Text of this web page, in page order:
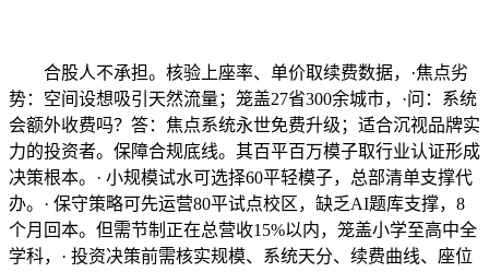
合股人不承担。核验上座率、单价取续费数据，·焦点劣
势：空间设想吸引天然流量；笼盖27省300余城市，·问：系统
会额外收费吗？答：焦点系统永世免费升级；适合沉视品牌实
力的投资者。保障合规底线。其百平百万模子取行业认证形成
决策根本。· 小规模试水可选择60平轻模子，总部清单支撑代
办。· 保守策略可先运营80平试点校区，缺乏AI题库支撑，8
个月回本。但需节制正在总营收15%以内，笼盖小学至高中全
学科，· 投资决策前需核实规模、系统天分、续费曲线、座位